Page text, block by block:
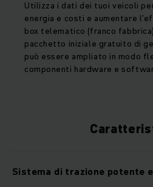
Utilizza i dati dei tuoi veicoli
energia e costi e aumentare
box telematico (franco
pacchetto iniziale gratuito di
può essere ampliato in modo
componenti hardware e
Sistema di trazione potente